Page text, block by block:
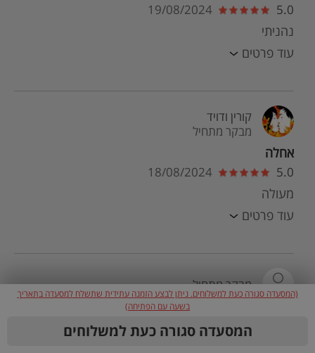
5.0
19/08/2024
נהניתי
עוד פרטים
קורין ודויד
מבקר מתחיל
אחלה
5.0
18/08/2024
מעולה
עוד פרטים
מבקר מתחיל
03/07/2024
(המסעדה סגורה כעת למשלוחים. ניתן לבצע הזמנה עתידית שתשלח למסעדה בתאריך
בשעה עם הפתיחה)
המסעדה סגורה כעת למשלוחים